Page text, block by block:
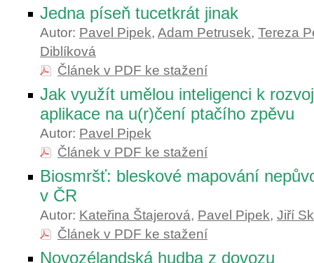
Jedna píseň tucetkrát jinak
Autor: Pavel Pipek, Adam Petrusek, Tereza
Diblíková
Článek v PDF ke stažení
Jak využít umělou inteligenci k
aplikace na u(r)čení ptačího zpěvu
Autor: Pavel Pipek
Článek v PDF ke stažení
Biosmršť: bleskové mapování
v ČR
Autor: Kateřina Štajerová, Pavel Pipek, Jiří
Článek v PDF ke stažení
Novozélandská hudba z dovozu